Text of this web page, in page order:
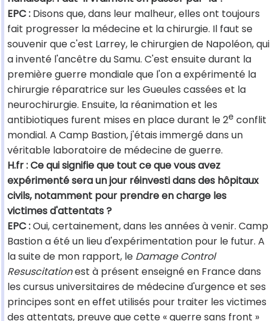
EPC : Disons que, dans leur malheur, elles ont toujours
fait progresser la médecine et la chirurgie. Il faut se
souvenir que c'est Larrey, le chirurgien de Napoléon, qui
a inventé l'ancêtre du Samu. C'est ensuite durant la
première guerre mondiale que l'on a expérimenté la
chirurgie réparatrice sur les Gueules cassées et la
neurochirurgie. Ensuite, la réanimation et les
antibiotiques furent mises en place durant le 2e conflit
mondial. A Camp Bastion, j'étais immergé dans un
véritable laboratoire de médecine de guerre.
H.fr : Ce qui signifie que tout ce que vous avez
expérimenté sera un jour réinvesti dans des hôpitaux
civils, notamment pour prendre en charge les
victimes d'attentats ?
EPC :Oui, certainement, dans les années à venir. Camp
Bastion a été un lieu d'expérimentation pour le futur. A
la suite de mon rapport, le Damage Control
Resuscitationest à présent enseigné en France dans
les cursus universitaires de médecine d'urgence et ses
principes sont en effet utilisés pour traiter les victimes
des attentats, preuve que cette « guerre sans front »